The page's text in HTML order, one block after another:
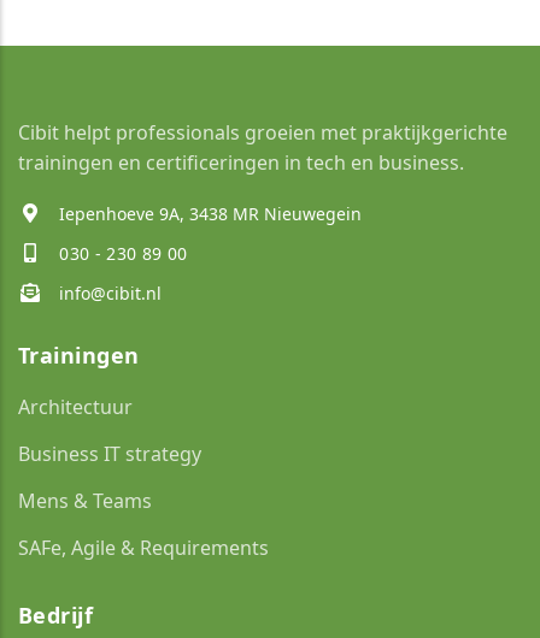
Cibit helpt professionals groeien met praktijkgerichte
trainingen en certificeringen in tech en business.
Iepenhoeve 9A, 3438 MR Nieuwegein
030 - 230 89 00
info@cibit.nl
Trainingen
Architectuur
Business IT strategy
Mens & Teams
SAFe, Agile & Requirements
Bedrijf